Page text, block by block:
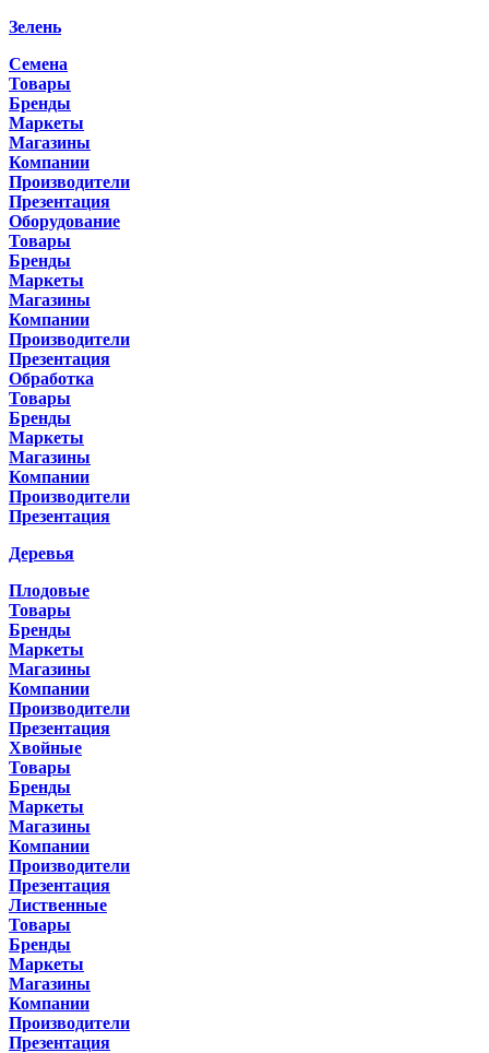
Зелень
Семена
Товары
Бренды
Маркеты
Магазины
Компании
Производители
Презентация
Оборудование
Товары
Бренды
Маркеты
Магазины
Компании
Производители
Презентация
Обработка
Товары
Бренды
Маркеты
Магазины
Компании
Производители
Презентация
Деревья
Плодовые
Товары
Бренды
Маркеты
Магазины
Компании
Производители
Презентация
Хвойные
Товары
Бренды
Маркеты
Магазины
Компании
Производители
Презентация
Лиственные
Товары
Бренды
Маркеты
Магазины
Компании
Производители
Презентация